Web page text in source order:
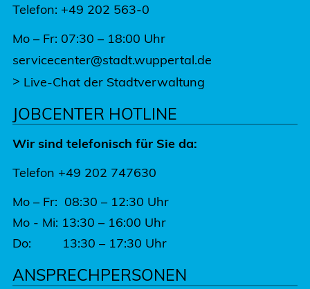
Telefon: +49 202 563-0
Mo – Fr: 07:30 – 18:00 Uhr
servicecenter@stadt.wuppertal.de
> Live-Chat der Stadtverwaltung
JOBCENTER HOTLINE
Wir sind telefonisch für Sie da:
Telefon +49 202 747630
Mo – Fr: 08:30 – 12:30 Uhr
Mo - Mi: 13:30 – 16:00 Uhr
Do: 13:30 – 17:30 Uhr
ANSPRECHPERSONEN